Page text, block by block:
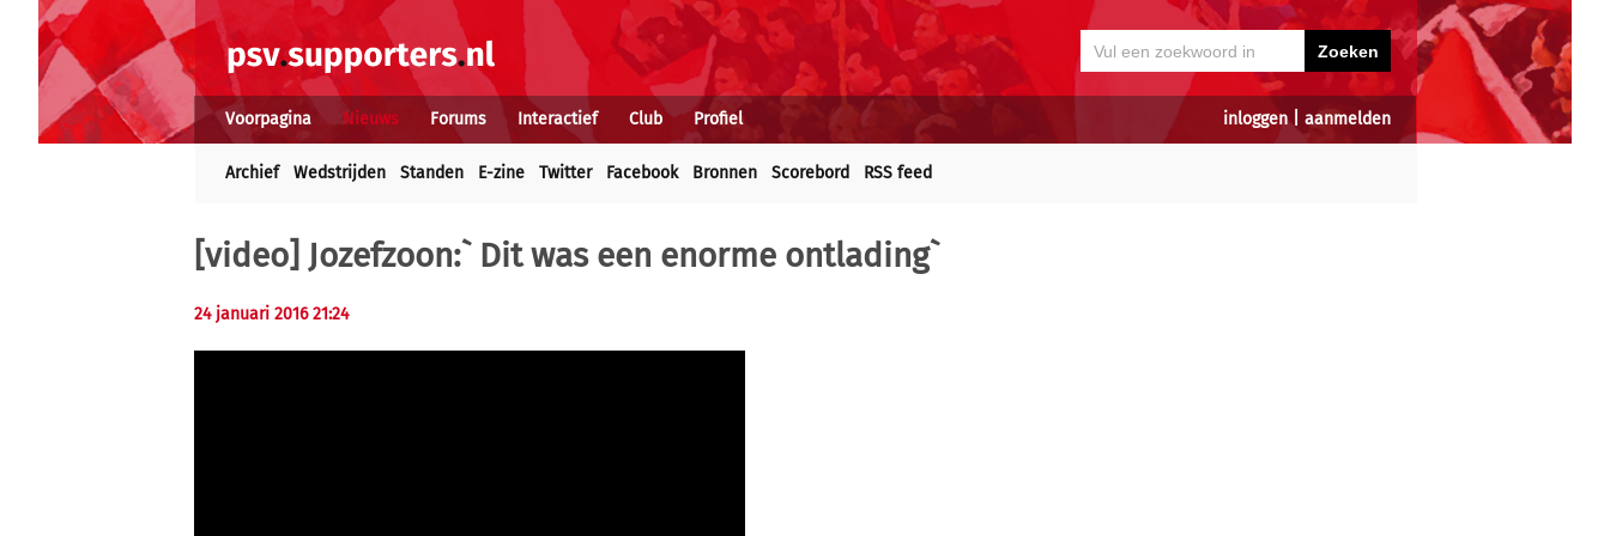
inloggen| aanmelden
Voorpagina Nieuws Forums Interactief Club Profiel
Archief Wedstrijden Standen E-zine Twitter Facebook Bronnen Scorebord RSS feed
[video] Jozefzoon:` Dit was een enorme ontlading`
24 januari 2016 21:24